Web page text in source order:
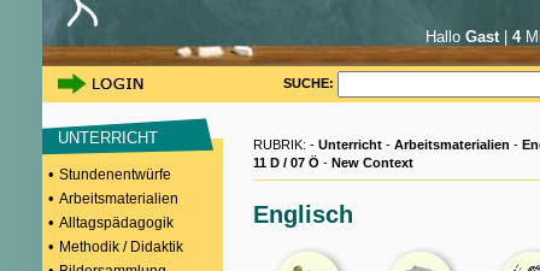
Hallo Gast| 4
SUCHE:
UNTERRICHT
• Stundenentwürfe
• Arbeitsmaterialien
• Alltagspädagogik
• Methodik / Didaktik
RUBRIK: - Unterricht - Arbeitsmaterialien -
11 D / 07 Ö - New Context
Englisch